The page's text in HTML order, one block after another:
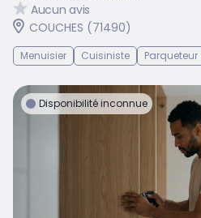
Aucun avis
COUCHES (71490)
Menuisier Cuisiniste Parqueteur
Disponibilité inconnue